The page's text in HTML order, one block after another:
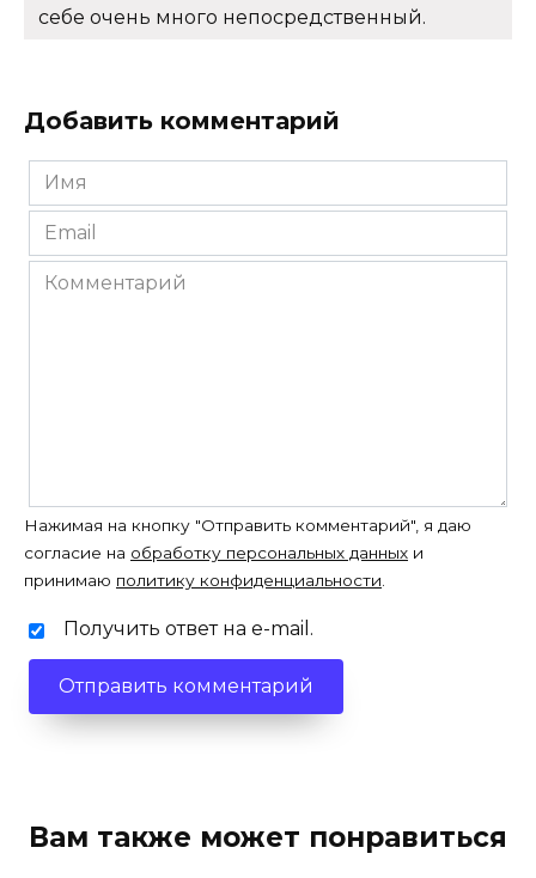
себе очень много непосредственный.
Добавить комментарий
Имя
*
Email
*
Комментарий
Нажимая на кнопку "Отправить комментарий", я даю
согласие на обработку персональных данных и
принимаю политику конфиденциальности.
Получить ответ на e-mail.
Вам также может понравиться